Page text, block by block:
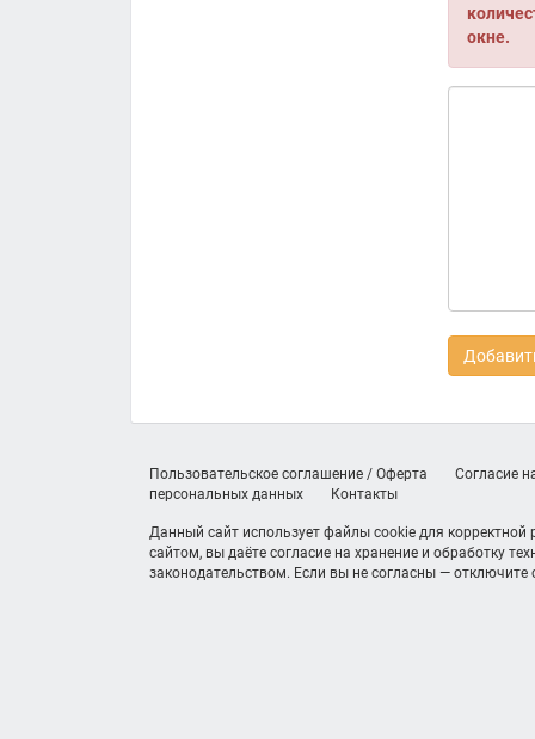
окне.
Пользовательское соглашение / Оферта
Согласие
персональных данных
Контакты
Данный сайт использует файлы cookie для
сайтом, вы даёте согласие на хранение и обработку
законодательством. Если вы не согласны — отключите